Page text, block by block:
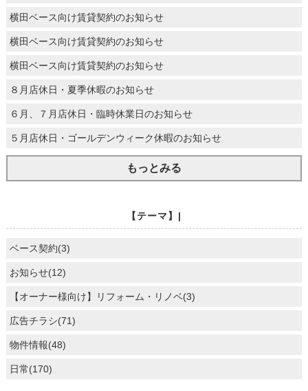
横田ベース向け賃貸契約のお知らせ
横田ベース向け賃貸契約のお知らせ
横田ベース向け賃貸契約のお知らせ
８月店休日・夏季休暇のお知らせ
６月、７月店休日・臨時休業日のお知らせ
５月店休日・ゴールデンウィーク休暇のお知らせ
もっとみる
【テーマ】|
ベース契約(3)
お知らせ(12)
【オーナー様向け】リフォーム・リノベ(3)
広告チラシ(71)
物件情報(48)
日常(170)